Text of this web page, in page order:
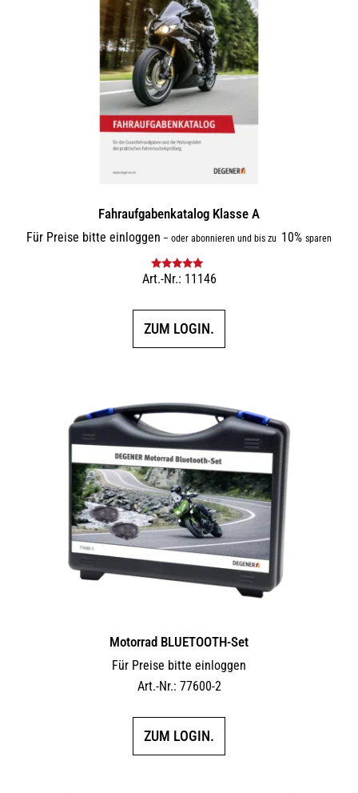
Fahraufgabenkatalog Klasse A
Für Preise bitte einloggen – oder abonnieren und bis zu 10% sparen
Bewertet mit
Art.-Nr.: 11146
ZUM LOGIN.
Motorrad BLUETOOTH-Set
Für Preise bitte einloggen
Art.-Nr.: 77600-2
ZUM LOGIN.